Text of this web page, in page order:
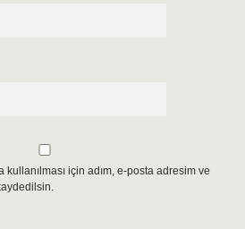
kullanılması için adım, e-posta adresim ve